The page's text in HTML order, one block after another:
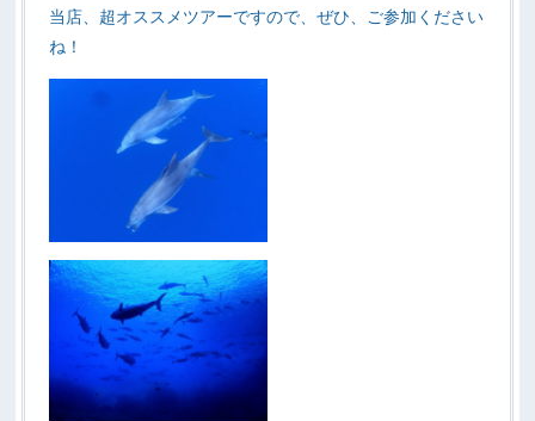
当店、超オススメツアーですので、ぜひ、ご参加ください
ね！